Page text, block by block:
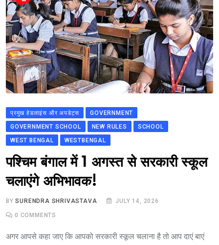
प्रमुख हेडलाइंस और अपडेट्स
GOVERNMENT
GOVERNMENT SCHOOL
NEW RULES
SCHOOL
WEST BENGAL
WESTBENGAL
पश्चिम बंगाल में 1 अगस्त से सरकारी स्कूल
चलाएंगे अभिभावक!
BYSURENDRA SHRIVASTAVA JULY 14, 2026
0 COMMENTS
अगर आपसे कहा जाए कि आपको सरकारी स्कूल चलाना है तो आप दाएं बाएं